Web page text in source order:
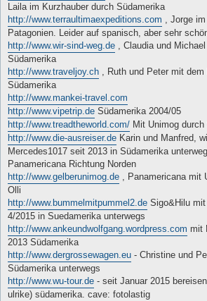
Laila im Kurzhauber durch Südamerika
http://www.terraultimaexpeditions.com , Jorge
Patagonien. Leider auf spanisch, aber sehr
http://www.wir-sind-weg.de , Claudia und
Südamerika
http://www.traveljoy.ch , Ruth und Peter mit
Südamerika
http://www.mankei-travel.com
http://www.vipetrip.de Südamerika 2004/05
http://www.treadtheworld.com/ Mit Unimog
http://www.die-ausreiser.de Karin und Manfred,
Mercedes1017 seit 2013 in Südamerika
Panamericana Richtung Norden
http://www.gelberunimog.de , Panamericana mit
Olli
http://www.bummelmitpummel2.de Sigo&Hilu
4/2015 in Suedamerika unterwegs
http://www.ankeundwolfgang.wordpress.com mit
2013 Südamerika
http://www.dergrossewagen.eu - Christine und
Südamerika unterwegs
http://www.wu-tour.de - seit Januar 2015
ulrike) südamerika. cave: fotolastig